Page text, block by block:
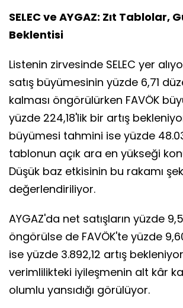
SELEC ve AYGAZ: Zıt Tablolar,
Beklentisi
Listenin zirvesinde SELEC yer
satış büyümesinin yüzde 6,71
kalması öngörülürken FAVÖK
yüzde 224,18'lik bir artış
büyümesi tahmini ise yüzde
tablonun açık ara en yükseği
Düşük baz etkisinin bu rakamı
değerlendiriliyor.
AYGAZ'da net satışların yüzde
öngörülse de FAVÖK'te yüzde
ise yüzde 3.892,12 artış
verimlilikteki iyileşmenin alt kâr
olumlu yansıdığı görülüyor.